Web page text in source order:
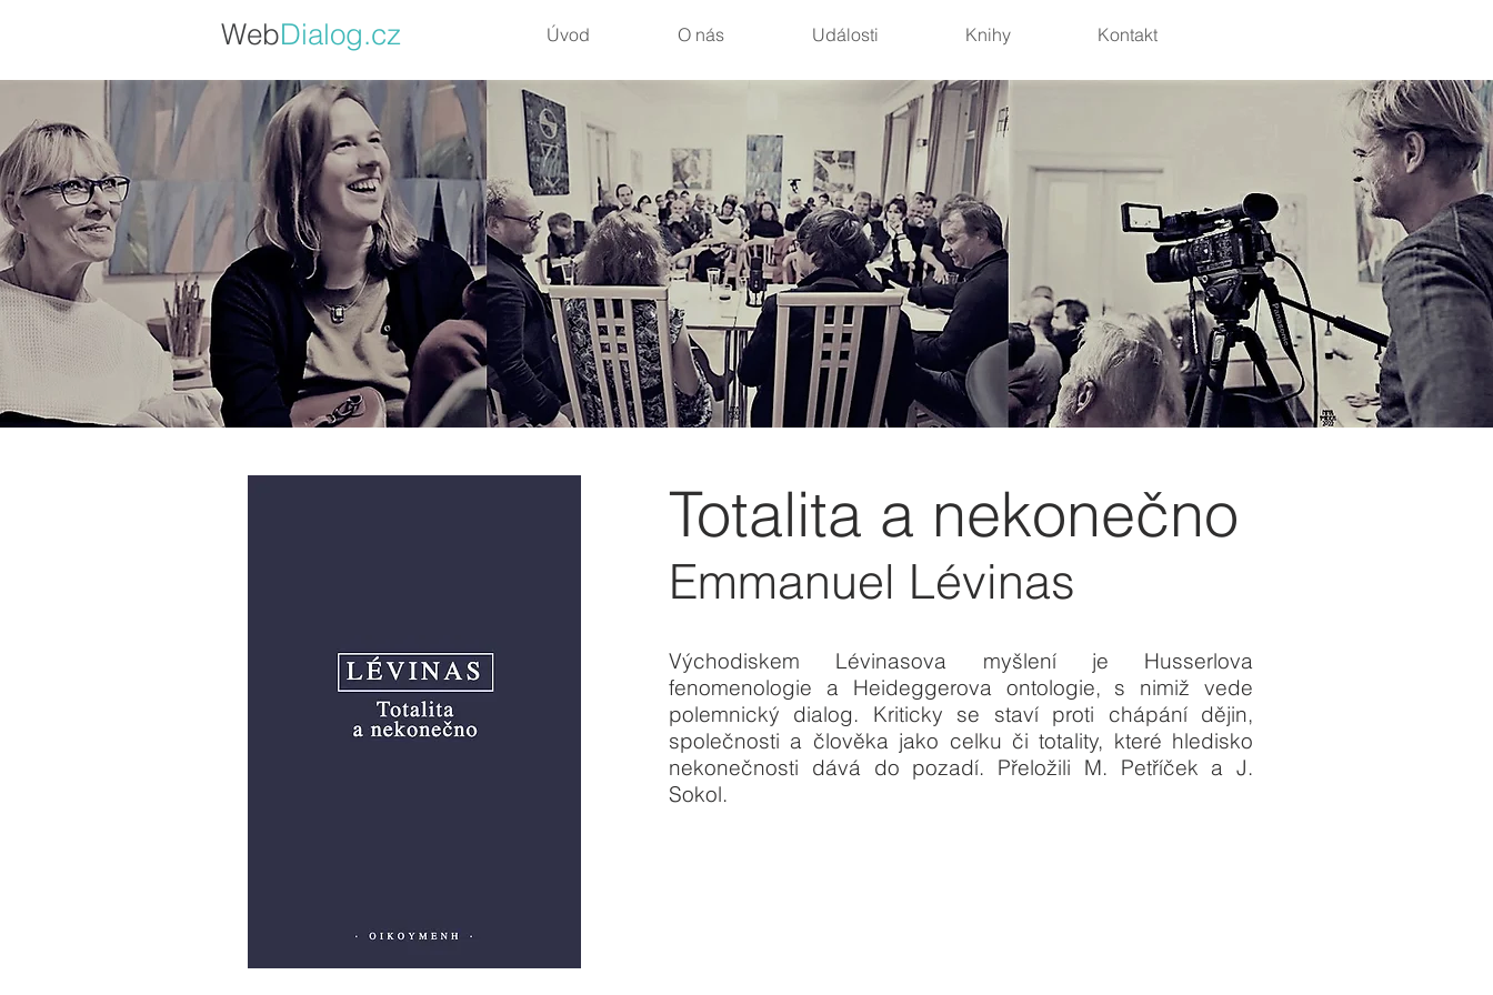
WebDialog.cz Úvod O nás Události Knihy Kontakt
Totalita a nekonečno
Emmanuel Lévinas
Východiskem Lévinasova myšlení je Husserlova
fenomenologie a Heideggerova ontologie, s nimiž vede
polemnický dialog. Kriticky se staví proti chápání dějin,
společnosti a člověka jako celku či totality, které hledisko
nekonečnosti dává do pozadí. Přeložili M. Petříček a J.
Sokol.